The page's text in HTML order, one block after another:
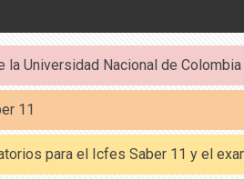
la Universidad Nacional de Colombia
11
para el Icfes Saber 11 y el